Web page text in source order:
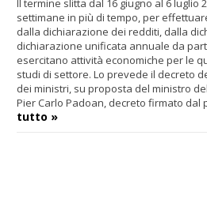
Il termine slitta dal 16 giugno al 6 luglio
settimane in più di tempo, per
dalla dichiarazione dei redditi, dalla
dichiarazione unificata annuale da
esercitano attività economiche per le
studi di settore. Lo prevede il decreto
dei ministri, su proposta del ministro
Pier Carlo Padoan, decreto firmato dal
tutto »